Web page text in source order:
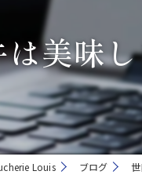
BBQ
販売
持ち
美味
Louis ブログ